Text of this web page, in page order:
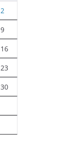
2
9
16
23
30